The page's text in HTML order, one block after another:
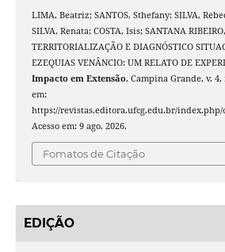
LIMA, Beatriz; SANTOS, Sthefany; SILVA,
SILVA, Renata; COSTA, Isis; SANTANA
TERRITORIALIZAÇÃO E DIAGNÓSTICO
EZEQUIAS VENÂNCIO: UM RELATO DE
Impacto em Extensão, Campina Grande, v.
em:
https://revistas.editora.ufcg.edu.br/index.php/
Acesso em: 9 ago. 2026.
Fomatos de Citação
EDIÇÃO